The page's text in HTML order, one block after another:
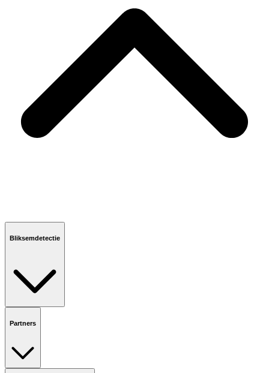
Bliksemdetectie
Partners